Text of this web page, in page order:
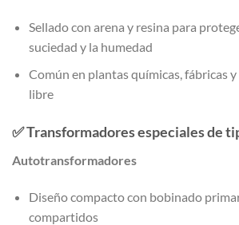
Sellado con arena y resina para
suciedad y la humedad
Común en plantas químicas, fábricas
libre
✅Transformadores especiales de
Autotransformadores
Diseño compacto con bobinado
compartidos